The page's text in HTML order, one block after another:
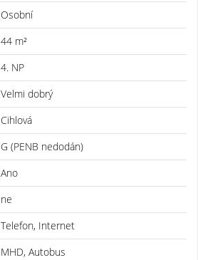
Osobní
44 m²
4. NP
Velmi dobrý
Cihlová
G (PENB nedodán)
Ano
ne
Telefon, Internet
MHD, Autobus